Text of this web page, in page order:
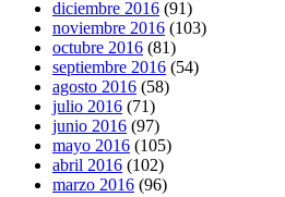
diciembre 2016 (91)
noviembre 2016 (103)
octubre 2016 (81)
septiembre 2016 (54)
agosto 2016 (58)
julio 2016 (71)
junio 2016 (97)
mayo 2016 (105)
abril 2016 (102)
marzo 2016 (96)